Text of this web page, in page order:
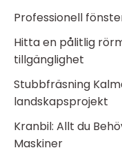
Professionell
Hitta en pålitlig
tillgänglighet
Stubbfräsning
landskapsprojekt
Kranbil: Allt du
Maskiner